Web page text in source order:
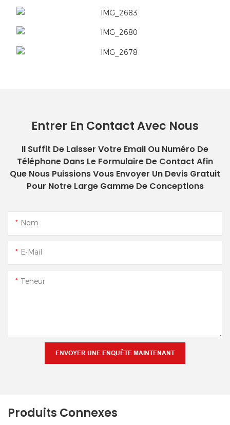
Entrer En Contact Avec Nous
Il Suffit De Laisser Votre Email Ou Numéro De
Téléphone Dans Le Formulaire De Contact Afin
Que Nous Puissions Vous Envoyer Un Devis Gratuit
Pour Notre Large Gamme De Conceptions
Nom
E-Mail
Teneur
ENVOYER UNE ENQUÊTE MAINTENANT
Produits Connexes